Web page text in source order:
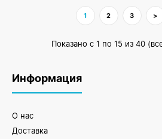
1 2 3 >
Показано с 1 по 15 из 40
Информация
О нас
Доставка